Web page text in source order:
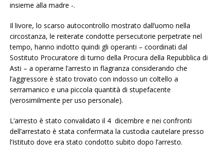
insieme alla madre -.
Il livore, lo scarso autocontrollo mostrato dall’uomo nella
circostanza, le reiterate condotte persecutorie perpetrate nel
tempo, hanno indotto quindi gli operanti – coordinati dal
Sostituto Procuratore di turno della Procura della Repubblica di
Asti – a operarne l’arresto in flagranza considerando che
l’aggressore è stato trovato con indosso un coltello a
serramanico e una piccola quantità di stupefacente
(verosimilmente per uso personale).
L’arresto è stato convalidato il 4 dicembre e nei confronti
dell’arrestato è stata confermata la custodia cautelare presso
l’Istituto dove era stato condotto subito dopo l’arresto.